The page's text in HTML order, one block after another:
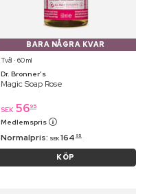
BARA NÅGRA KVAR
Tvål ⋅ 60 ml
Dr. Bronner’s
Magic Soap Rose
SEK 5695
Medlemspris
Normalpris: SEK 164 95
KÖP